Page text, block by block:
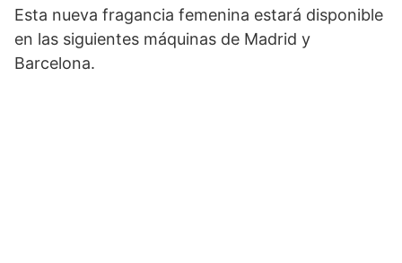
Esta nueva fragancia femenina estará disponible
en las siguientes máquinas de Madrid y
Barcelona.